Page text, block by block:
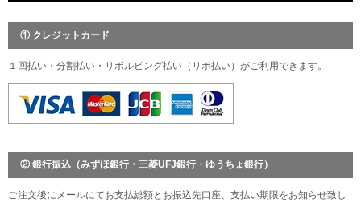
① クレジットカード
１回払い・分割払い・リボルビング払い（リボ払い）がご利用できます。
② 銀行振込（みずほ銀行・三菱UFJ銀行・ゆうちょ銀行）
ご注文後にメールにてお支払総額とお振込先口座、支払い期限をお知らせ致し